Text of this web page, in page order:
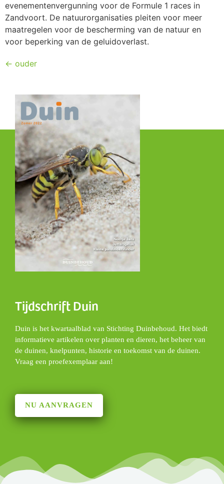
evenementenvergunning voor de Formule 1 races in
Zandvoort. De natuurorganisaties pleiten voor meer
maatregelen voor de bescherming van de natuur en
voor beperking van de geluidoverlast.
← ouder
Tijdschrift Duin
Duin is het kwartaalblad van Stichting Duinbehoud. Het biedt
informatieve artikelen over planten en dieren, het beheer van
de duinen, knelpunten, historie en toekomst van de duinen.
Vraag een proefexemplaar aan!
NU AANVRAGEN